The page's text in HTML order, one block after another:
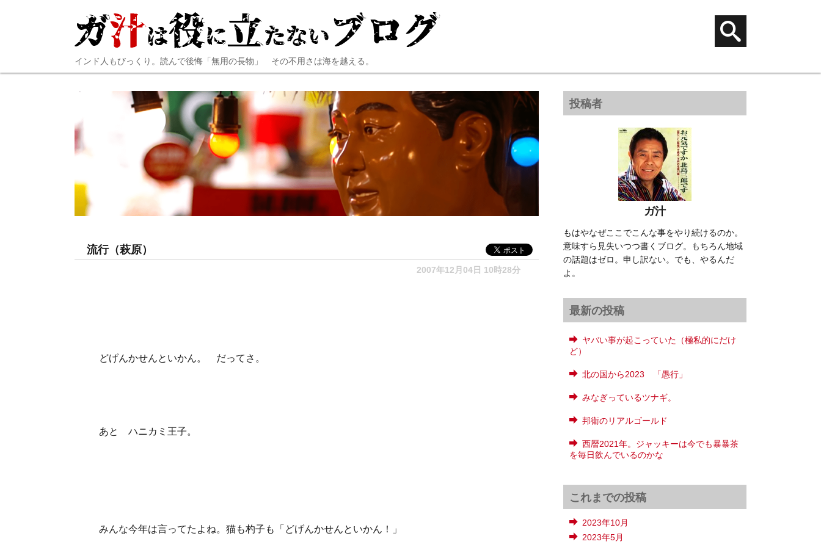
インド人もびっくり。読んで後悔「無用の長物」 その不用さは海を越える。
流行（萩原）
2007年12月04日 10時28分
どげんかせんといかん。 だってさ。
あと ハニカミ王子。
みんな今年は言ってたよね。猫も杓子も「どげんかせんといかん！」
投稿者
ガ汁
もはやなぜここでこんな事をやり続けるのか。
意味すら見失いつつ書くブログ。もちろん地域
の話題はゼロ。申し訳ない。でも、やるんだ
よ。
最新の投稿
ヤバい事が起こっていた（極私的にだけ
ど）
北の国から2023 「愚行」
みなぎっているツナギ。
邦衛のリアルゴールド
西暦2021年。ジャッキーは今でも暴暴茶
を毎日飲んでいるのかな
これまでの投稿
2023年10月
2023年5月